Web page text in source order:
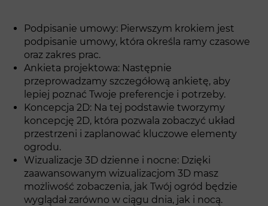
Podpisanie umowy: Pierwszym krokiem jest
podpisanie umowy, która określa ramy czasowe
oraz zakres prac.
Ankieta projektowa: Następnie
przeprowadzamy szczegółową ankietę, aby
lepiej poznać Twoje preferencje i potrzeby.
Koncepcja 2D: Na tej podstawie tworzymy
koncepcję 2D, która pozwala zobaczyć układ
przestrzeni i zaplanować kluczowe elementy
ogrodu.
Wizualizacje 3D dzienne i nocne: Dzięki
zaawansowanym wizualizacjom 3D masz
możliwość zobaczenia, jak Twój ogród będzie
wyglądał zarówno w ciągu dnia, jak i nocą.